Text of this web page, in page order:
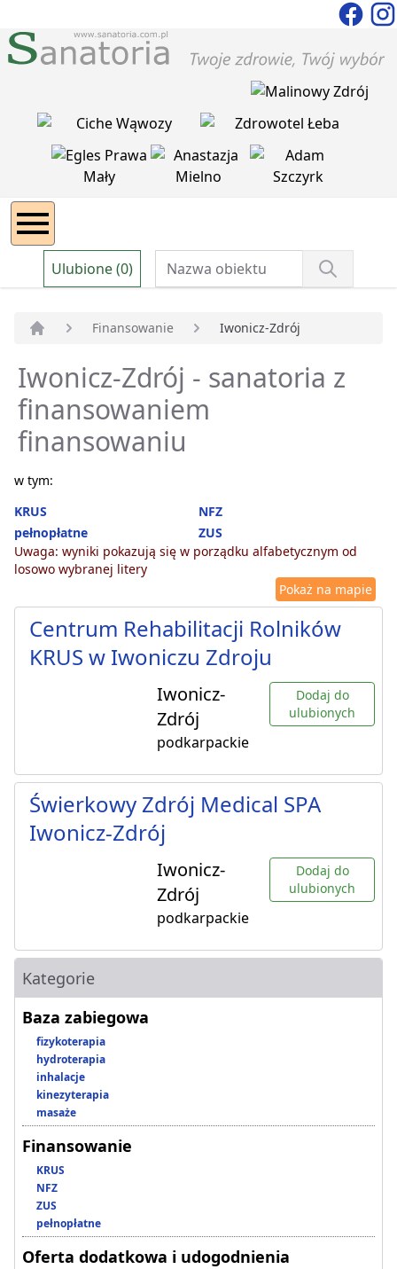
Ulubione (0)
Finansowanie Iwonicz-Zdrój
Iwonicz-Zdrój - sanatoria z
finansowaniem
finansowaniu
w tym:
KRUS
NFZ
pełnopłatne
ZUS
Uwaga: wyniki pokazują się w porządku alfabetycznym od
losowo wybranej litery
Pokaż na mapie
Centrum Rehabilitacji Rolników
KRUS w Iwoniczu Zdroju
Iwonicz-
Zdrój
podkarpackie
Dodaj do
ulubionych
Świerkowy Zdrój Medical SPA
Iwonicz-Zdrój
Iwonicz-
Zdrój
podkarpackie
Dodaj do
ulubionych
Kategorie
Baza zabiegowa
fizykoterapia
hydroterapia
inhalacje
kinezyterapia
masaże
Finansowanie
KRUS
NFZ
ZUS
pełnopłatne
Oferta dodatkowa i udogodnienia